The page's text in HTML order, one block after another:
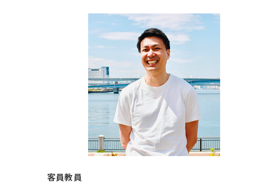
客員教員